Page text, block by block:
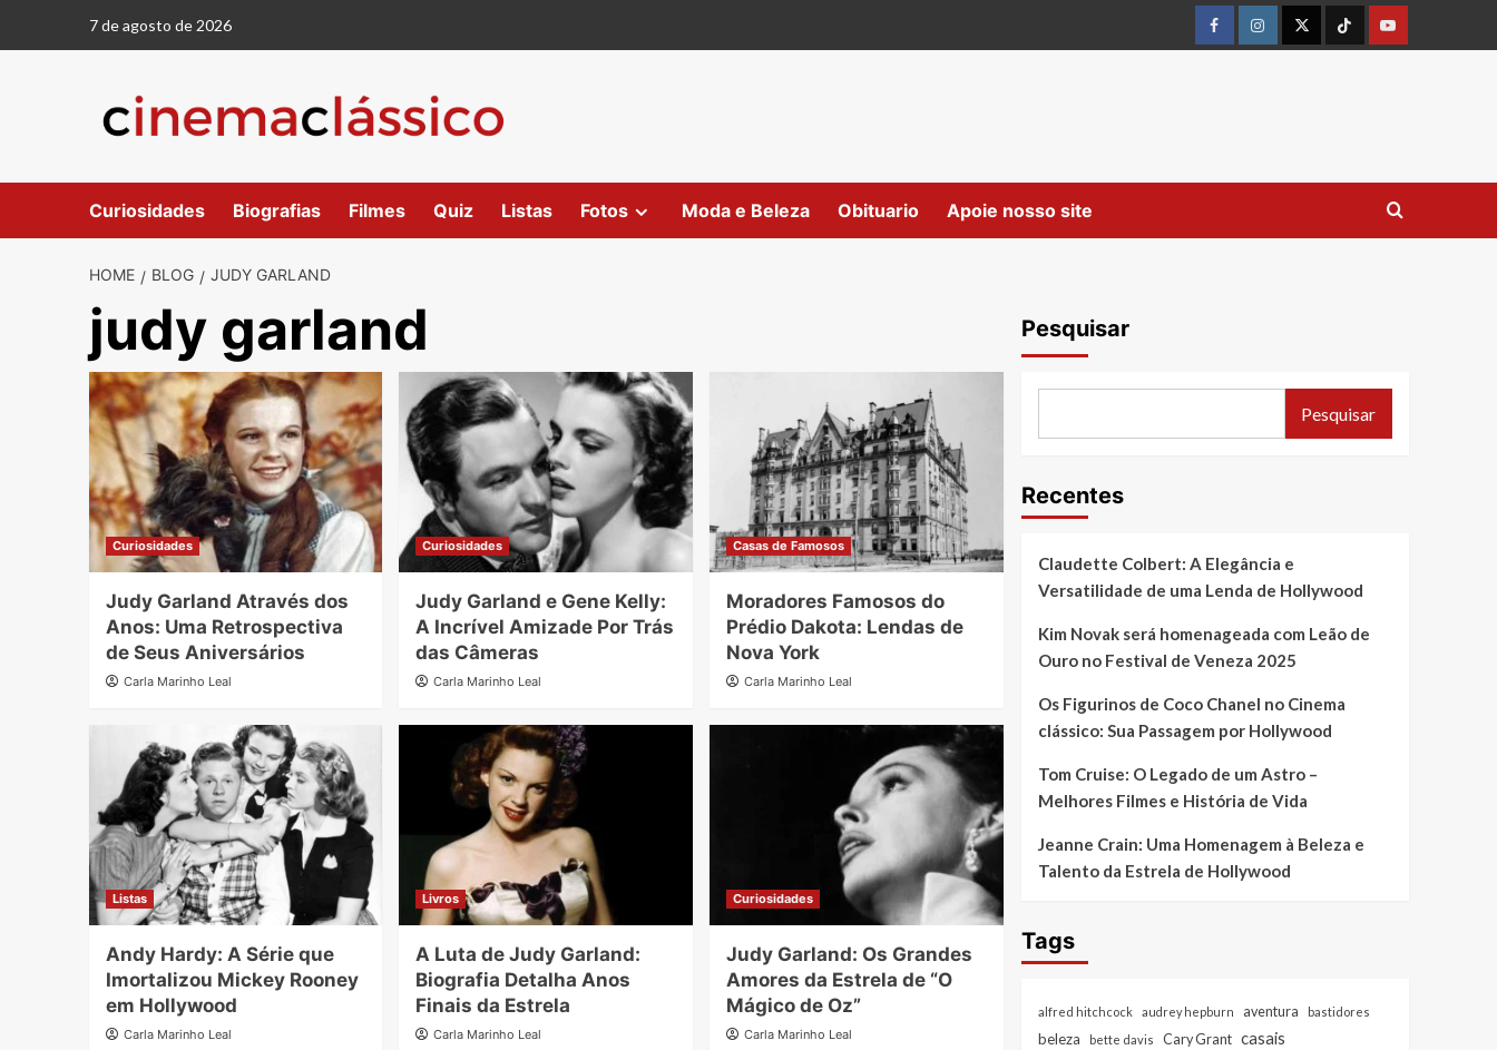
7 de agosto de 2026
FacebookinstagramtwitterTiktokyoutube
Curiosidades Biografias Filmes Quiz Listas Fotos Moda e Beleza Obituario Apoie nosso site
HOME BLOG JUDY GARLAND
judy garland
Curiosidades
Judy Garland Através dos
Anos: Uma Retrospectiva
de Seus Aniversários
Carla Marinho Leal
Curiosidades
Judy Garland e Gene Kelly:
A Incrível Amizade Por Trás
das Câmeras
Carla Marinho Leal
Casas de Famosos
Moradores Famosos do
Prédio Dakota: Lendas de
Nova York
Carla Marinho Leal
Listas
Andy Hardy: A Série que
Imortalizou Mickey Rooney
em Hollywood
Carla Marinho Leal
Livros
A Luta de Judy Garland:
Biografia Detalha Anos
Finais da Estrela
Carla Marinho Leal
Curiosidades
Judy Garland: Os Grandes
Amores da Estrela de “O
Mágico de Oz”
Carla Marinho Leal
Pesquisar
Pesquisar
Recentes
Claudette Colbert: A Elegância e
Versatilidade de uma Lenda de Hollywood
Kim Novak será homenageada com Leão de
Ouro no Festival de Veneza 2025
Os Figurinos de Coco Chanel no Cinema
clássico: Sua Passagem por Hollywood
Tom Cruise: O Legado de um Astro –
Melhores Filmes e História de Vida
Jeanne Crain: Uma Homenagem à Beleza e
Talento da Estrela de Hollywood
Tags
alfred hitchcock audrey hepburn aventura bastidores
beleza bette davis Cary Grant casais